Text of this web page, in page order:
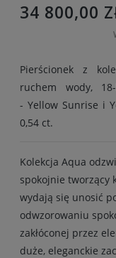
34 800,00
Pierścionek z
ruchem wody,
- Yellow Sunrise i
0,54 ct.
Kolekcja Aqua
spokojnie tworzący
wydają się unosić
odwzorowaniu
zakłóconej przez
duże, eleganckie